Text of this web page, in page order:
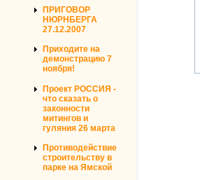
ПРИГОВОР
НЮРНБЕРГА
27.12.2007
Приходите на
демонстрацию 7
ноября!
Проект РОССИЯ -
что сказать о
законности
митингов и
гуляния 26 марта
Противодействие
строительству в
парке на Ямской